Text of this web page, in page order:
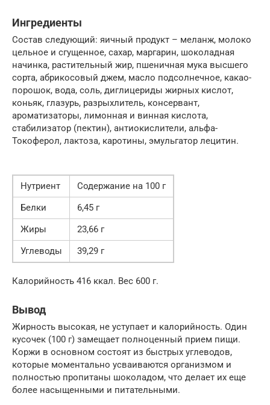
Ингредиенты
Состав следующий: яичный продукт – меланж, молоко
цельное и сгущенное, сахар, маргарин, шоколадная
начинка, растительный жир, пшеничная мука высшего
сорта, абрикосовый джем, масло подсолнечное, какао-
порошок, вода, соль, диглицериды жирных кислот,
коньяк, глазурь, разрыхлитель, консервант,
ароматизаторы, лимонная и винная кислота,
стабилизатор (пектин), антиокислители, альфа-
Токоферол, лактоза, каротины, эмульгатор лецитин.
Нутриент
Содержание на 100 г
Белки
6,45 г
Жиры
23,66 г
Углеводы
39,29 г
Калорийность 416 ккал. Вес 600 г.
Вывод
Жирность высокая, не уступает и калорийность. Один
кусочек (100 г) замещает полноценный прием пищи.
Коржи в основном состоят из быстрых углеводов,
которые моментально усваиваются организмом и
полностью пропитаны шоколадом, что делает их еще
более насыщенными и питательными.